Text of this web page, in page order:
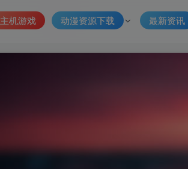
主机游戏 动漫资源下载 最新资讯